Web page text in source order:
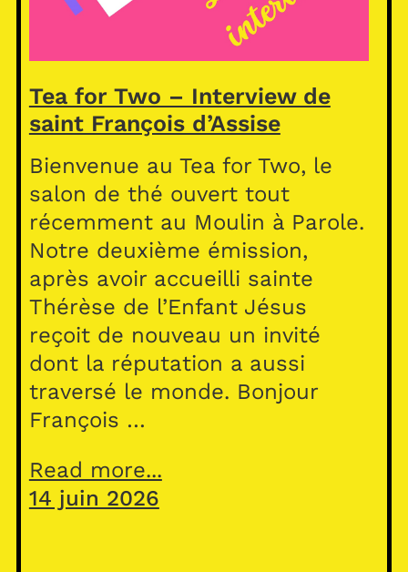
Tea for Two – Interview de
saint François d’Assise
Bienvenue au Tea for Two, le
salon de thé ouvert tout
récemment au Moulin à Parole.
Notre deuxième émission,
après avoir accueilli sainte
Thérèse de l’Enfant Jésus
reçoit de nouveau un invité
dont la réputation a aussi
traversé le monde. Bonjour
François …
Read more...
14 juin 2026